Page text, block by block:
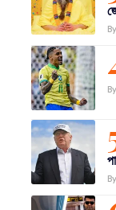
By
By
By